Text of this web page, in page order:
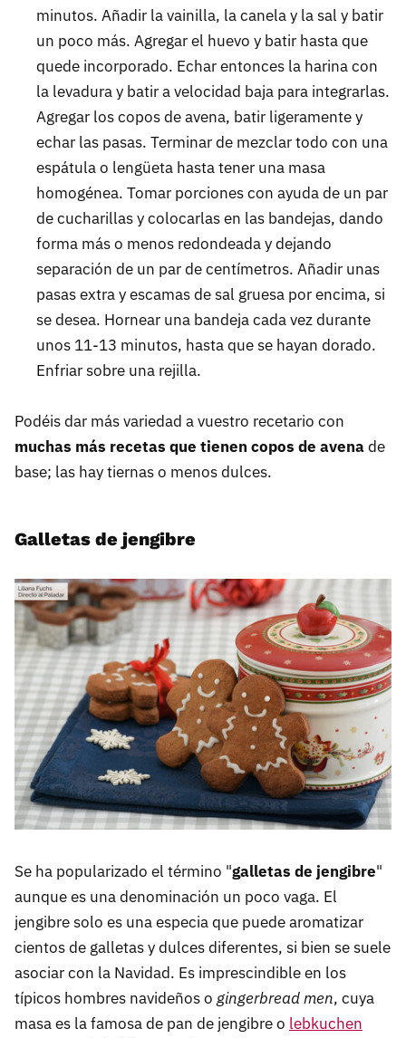
minutos. Añadir la vainilla, la canela y la sal y batir
un poco más. Agregar el huevo y batir hasta que
quede incorporado. Echar entonces la harina con
la levadura y batir a velocidad baja para integrarlas.
Agregar los copos de avena, batir ligeramente y
echar las pasas. Terminar de mezclar todo con una
espátula o lengüeta hasta tener una masa
homogénea. Tomar porciones con ayuda de un par
de cucharillas y colocarlas en las bandejas, dando
forma más o menos redondeada y dejando
separación de un par de centímetros. Añadir unas
pasas extra y escamas de sal gruesa por encima, si
se desea. Hornear una bandeja cada vez durante
unos 11-13 minutos, hasta que se hayan dorado.
Enfriar sobre una rejilla.
Podéis dar más variedad a vuestro recetario con
muchas más recetas que tienen copos de avenade
base; las hay tiernas o menos dulces.
Galletas de jengibre
Se ha popularizado el término "galletas de jengibre"
aunque es una denominación un poco vaga. El
jengibre solo es una especia que puede aromatizar
cientos de galletas y dulces diferentes, si bien se suele
asociar con la Navidad. Es imprescindible en los
típicos hombres navideños o gingerbread men, cuya
masa es la famosa de pan de jengibre o lebkuchen